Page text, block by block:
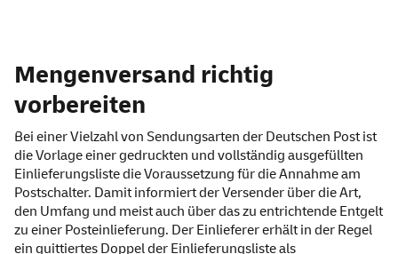
Mengenversand richtig
vorbereiten
Bei einer Vielzahl von Sendungsarten der Deutschen Post ist
die Vorlage einer gedruckten und vollständig ausgefüllten
Einlieferungsliste die Voraussetzung für die Annahme am
Postschalter. Damit informiert der Versender über die Art,
den Umfang und meist auch über das zu entrichtende Entgelt
zu einer Posteinlieferung. Der Einlieferer erhält in der Regel
ein quittiertes Doppel der Einlieferungsliste als